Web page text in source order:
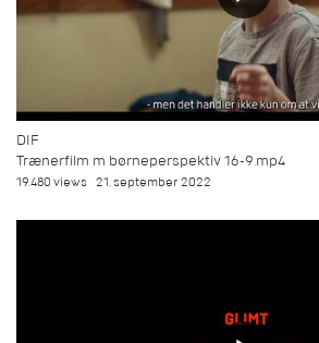
DIF
Trænerfilm m børneperspektiv 16-9.mp4
19.480 views 21. september 2022